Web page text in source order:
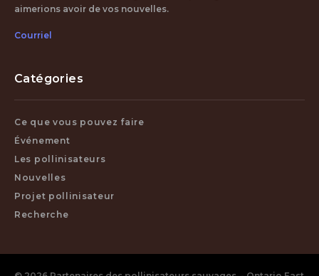
aimerions avoir de vos nouvelles.
Courriel
Catégories
Ce que vous pouvez faire
Événement
Les pollinisateurs
Nouvelles
Projet pollinisateur
Recherche